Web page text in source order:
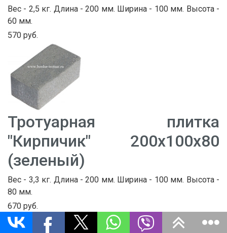
Вес - 2,5 кг. Длина - 200 мм. Ширина - 100 мм. Высота -
60 мм.
570 руб.
Тротуарная плитка
"Кирпичик" 200х100х80
(зеленый)
Вес - 3,3 кг. Длина - 200 мм. Ширина - 100 мм. Высота -
80 мм.
670 руб.